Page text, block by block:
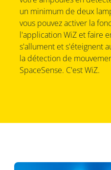
un minimum de deux
vous pouvez activer la
l'application WiZ et faire
s'allument et s'éteignent
la détection de
SpaceSense. C'est WiZ.